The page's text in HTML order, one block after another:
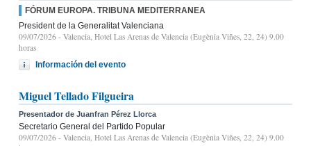
FÓRUM EUROPA. TRIBUNA MEDITERRANEA
President de la Generalitat Valenciana
09/07/2026 - Valencia, Hotel Las Arenas de Valencia (Eugènia Viñes, 22, 24) 9.00
horas
Información del evento
Miguel Tellado Filgueira
Presentador de Juanfran Pérez Llorca
Secretario General del Partido Popular
09/07/2026 - Valencia, Hotel Las Arenas de Valencia (Eugènia Viñes, 22, 24) 9.00